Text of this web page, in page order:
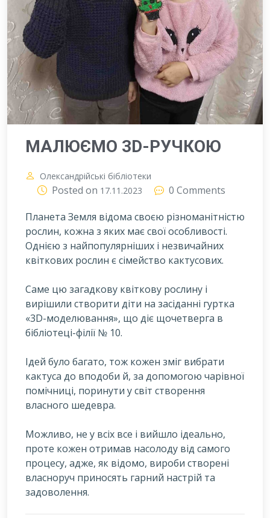
МАЛЮЄМО 3D-РУЧКОЮ
Олександрійські бібліотеки
Posted on 17.11.2023
0 Comments
Планета Земля відома своєю різноманітністю
рослин, кожна з яких має свої особливості.
Однією з найпопулярніших і незвичайних
квіткових рослин є сімейство кактусових.
Саме цю загадкову квіткову рослину і
вирішили створити діти на засіданні гуртка
«3D-моделювання», що діє щочетверга в
бібліотеці-філії № 10.
Ідей було багато, тож кожен зміг вибрати
кактуса до вподоби й, за допомогою чарівної
помічниці, поринути у світ створення
власного шедевра.
Можливо, не у всіх все і вийшло ідеально,
проте кожен отримав насолоду від самого
процесу, адже, як відомо, вироби створені
власноруч приносять гарний настрій та
задоволення.